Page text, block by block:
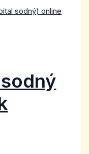
sodný) online